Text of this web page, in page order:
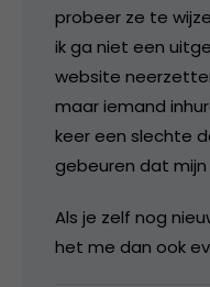
probeer ze te
ik ga niet een
website
maar iemand
keer een slechte
gebeuren dat
Als je zelf nog
het me dan ook